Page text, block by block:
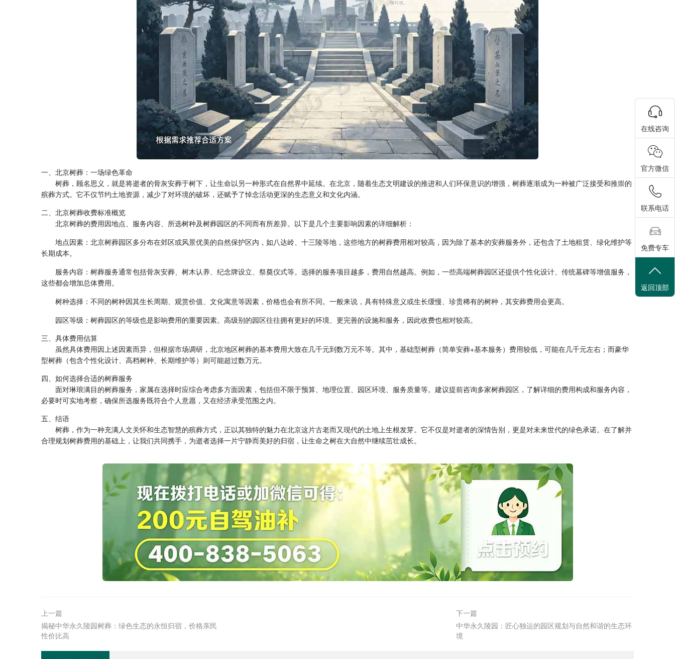
一、北京树葬：一场绿色革命
树葬，顾名思义，就是将逝者的骨灰安葬于树下，让生命以另一种形式在自然界中延续。在北京，随着生态文明建设的推进和人们环保意识的增强，树葬逐渐成为一种被广泛接受和推崇的
殡葬方式。它不仅节约土地资源，减少了对环境的破坏，还赋予了悼念活动更深的生态意义和文化内涵。
二、北京树葬收费标准概览
北京树葬的费用因地点、服务内容、所选树种及树葬园区的不同而有所差异。以下是几个主要影响因素的详细解析：
地点因素 ‌：北京树葬园区多分布在郊区或风景优美的自然保护区内，如八达岭、十三陵等地，这些地方的树葬费用相对较高，因为除了基本的安葬服务外，还包含了土地租赁、绿化维护等
长期成本。
服务内容 ‌：树葬服务通常包括骨灰安葬、树木认养、纪念牌设立、祭奠仪式等。选择的服务项目越多，费用自然越高。例如，一些高端树葬园区还提供个性化设计、传统墓碑等增值服务，
这些都会增加总体费用。
树种选择 ‌：不同的树种因其生长周期、观赏价值、文化寓意等因素，价格也会有所不同。一般来说，具有特殊意义或生长缓慢、珍贵稀有的树种，其安葬费用会更高。
园区等级 ‌：树葬园区的等级也是影响费用的重要因素。高级别的园区往往拥有更好的环境、更完善的设施和服务，因此收费也相对较高。
三、具体费用估算
虽然具体费用因上述因素而异，但根据市场调研，北京地区树葬的基本费用大致在几千元到数万元不等。其中，基础型树葬（简单安葬+基本服务）费用较低，可能在几千元左右；而豪华
型树葬（包含个性化设计、高档树种、长期维护等）则可能超过数万元。
四、如何选择合适的树葬服务
面对琳琅满目的树葬服务，家属在选择时应综合考虑多方面因素，包括但不限于预算、地理位置、园区环境、服务质量等。建议提前咨询多家树葬园区，了解详细的费用构成和服务内容，
必要时可实地考察，确保所选服务既符合个人意愿，又在经济承受范围之内。
五、结语
树葬，作为一种充满人文关怀和生态智慧的殡葬方式，正以其独特的魅力在北京这片古老而又现代的土地上生根发芽。它不仅是对逝者的深情告别，更是对未来世代的绿色承诺。在了解并
合理规划树葬费用的基础上，让我们共同携手，为逝者选择一片宁静而美好的归宿，让生命之树在大自然中继续茁壮成长。
上一篇
揭秘中华永久陵园树葬：绿色生态的永恒归宿，价格亲民
性价比高‌
下一篇
中华永久陵园：匠心独运的园区规划与自然和谐的生态环
境‌
在线咨询
官方微信
联系电话
免费专车
返回顶部